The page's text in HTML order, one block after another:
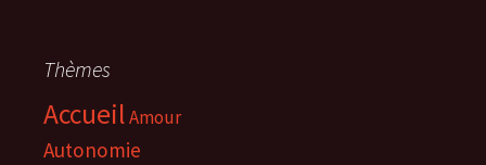
Thèmes
AccueilAmour
Autonomie